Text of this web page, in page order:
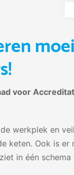
voor
werkplek en
keten. Ook is er
in één